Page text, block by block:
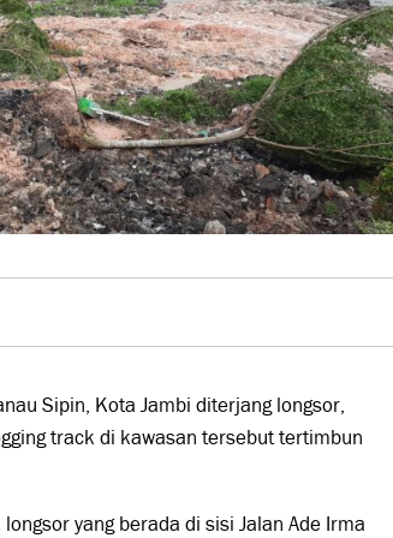
Sipin, Kota Jambi diterjang longsor,
track di kawasan tersebut tertimbun
yang berada di sisi Jalan Ade Irma